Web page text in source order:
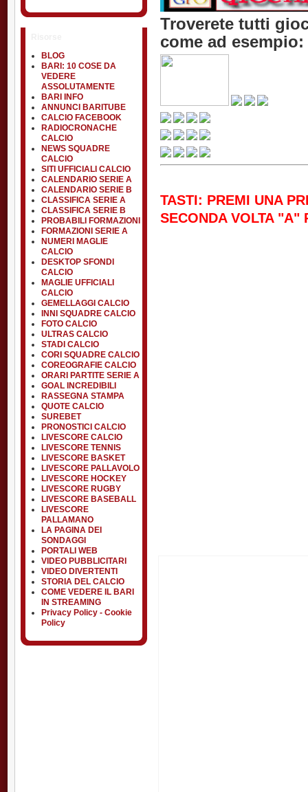
BLOG
BARI: 10 COSE DA
VEDERE
ASSOLUTAMENTE
BARI INFO
ANNUNCI BARITUBE
CALCIO FACEBOOK
RADIOCRONACHE
CALCIO
NEWS SQUADRE
CALCIO
SITI UFFICIALI CALCIO
CALENDARIO SERIE A
CALENDARIO SERIE B
CLASSIFICA SERIE A
CLASSIFICA SERIE B
PROBABILI FORMAZIONI
FORMAZIONI SERIE A
NUMERI MAGLIE
CALCIO
DESKTOP SFONDI
CALCIO
MAGLIE UFFICIALI
CALCIO
GEMELLAGGI CALCIO
INNI SQUADRE CALCIO
FOTO CALCIO
ULTRAS CALCIO
STADI CALCIO
CORI SQUADRE CALCIO
COREOGRAFIE CALCIO
ORARI PARTITE SERIE A
GOAL INCREDIBILI
RASSEGNA STAMPA
QUOTE CALCIO
SUREBET
PRONOSTICI CALCIO
LIVESCORE CALCIO
LIVESCORE TENNIS
LIVESCORE BASKET
LIVESCORE PALLAVOLO
LIVESCORE HOCKEY
LIVESCORE RUGBY
LIVESCORE BASEBALL
LIVESCORE
PALLAMANO
LA PAGINA DEI
SONDAGGI
PORTALI WEB
VIDEO PUBBLICITARI
VIDEO DIVERTENTI
STORIA DEL CALCIO
COME VEDERE IL BARI
IN STREAMING
Privacy Policy - Cookie
Policy
Troverete tutti
come ad esempio:
TASTI: PREMI UNA
SECONDA VOLTA "A"